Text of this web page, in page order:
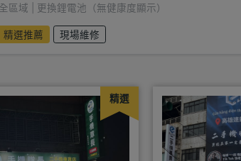
區域 | 更換鋰電池（無健康度顯示）
精選推薦 現場維修
精選